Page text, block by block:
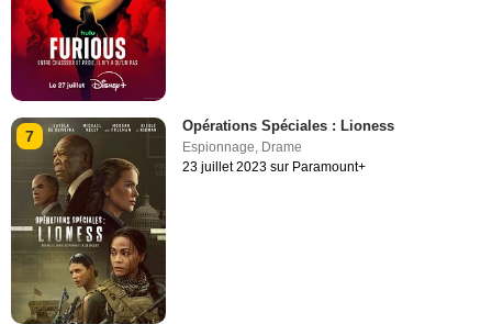
7
Opérations Spéciales : Lioness
Espionnage, Drame
23 juillet 2023 sur Paramount+